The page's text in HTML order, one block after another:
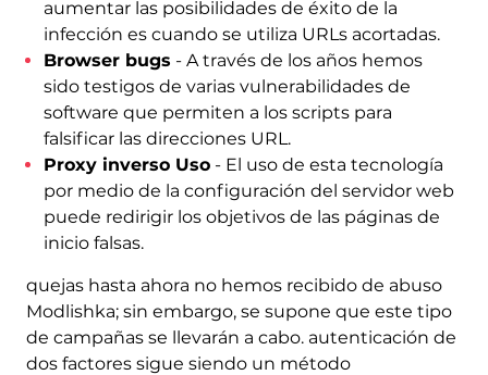
aumentar las posibilidades de éxito de la
infección es cuando se utiliza URLs acortadas.
Browser bugs - A través de los años hemos
sido testigos de varias vulnerabilidades de
software que permiten a los scripts para
falsificar las direcciones URL.
Proxy inverso Uso- El uso de esta tecnología
por medio de la configuración del servidor web
puede redirigir los objetivos de las páginas de
inicio falsas.
quejas hasta ahora no hemos recibido de abuso
Modlishka; sin embargo, se supone que este tipo
de campañas se llevarán a cabo. autenticación de
dos factores sigue siendo un método